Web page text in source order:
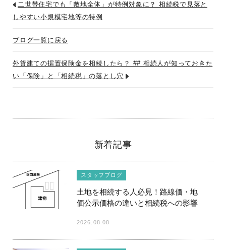
二世帯住宅でも「敷地全体」が特例対象に？ 相続税で見落と
しやすい小規模宅地等の特例
ブログ一覧に戻る
外貨建ての据置保険金を相続したら？ ## 相続人が知っておきた
い「保険」と「相続税」の落とし穴
新着記事
スタッフブログ
土地を相続する人必見！路線価・地
価公示価格の違いと相続税への影響
2026.08.08